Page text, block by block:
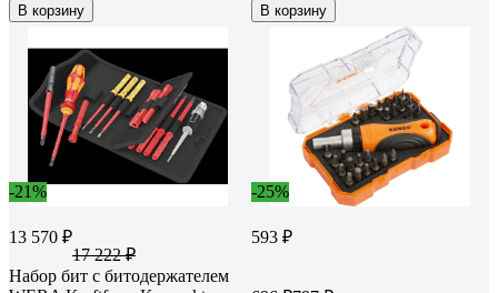
В корзину В корзину
-21%
13 570 ₽
17 222 ₽
Набор бит с битодержателем
-25%
593 ₽